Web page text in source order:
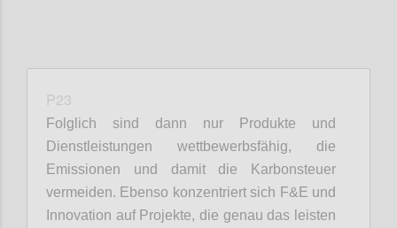
P23
Folglich sind dann nur Produkte und
Dienstleistungen wettbewerbsfähig, die
Emissionen und damit die Karbonsteuer
vermeiden. Ebenso konzentriert sich F&E und
Innovation auf Projekte, die genau das leisten